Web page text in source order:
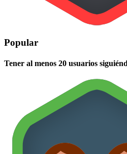
Popular
Tener al menos 20 usuarios